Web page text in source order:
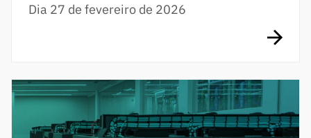
Dia 27 de fevereiro de 2026